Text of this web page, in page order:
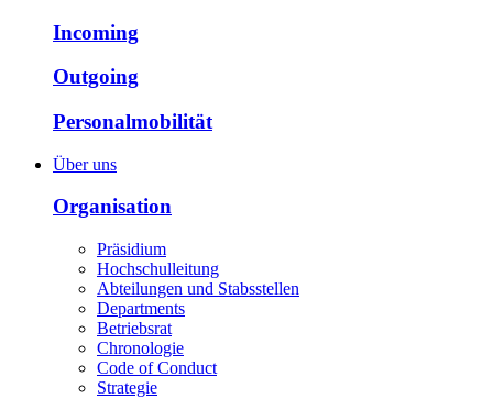
Incoming
Outgoing
Personalmobilität
Über uns
Organisation
Präsidium
Hochschulleitung
Abteilungen und Stabsstellen
Departments
Betriebsrat
Chronologie
Code of Conduct
Strategie